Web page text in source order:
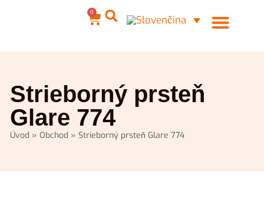
0
Strieborný prsteň
Glare 774
Úvod » Obchod » Strieborný prsteň Glare 774